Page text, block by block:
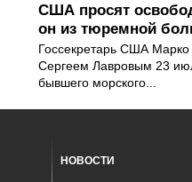
США просят
он из тюремной
Госсекретарь США
Сергеем Лавровым 23
бывшего морского...
НОВОСТИ